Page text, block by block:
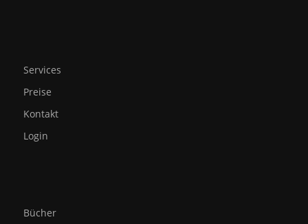
Services
Preise
Kontakt
Login
Bücher